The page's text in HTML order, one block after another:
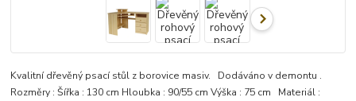
Kvalitní dřevěný psací stůl z borovice masiv. Dodáváno v demontu .
Rozměry : Šířka : 130 cm Hloubka : 90/55 cm Výška : 75 cm Materiál :